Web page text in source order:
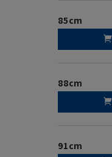
85cm
88cm
91cm